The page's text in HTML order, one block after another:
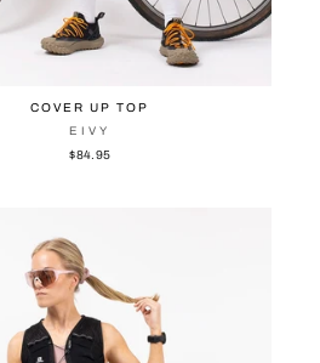
COVER UP TOP
EIVY
$84.95